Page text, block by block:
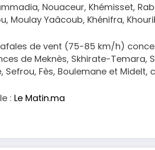
Nouaceur, Khémisset,
Moulay Yaâcoub, Khénifra,
de vent (75-85 km/h)
de Meknès, Skhirate-Temara,
Sefrou, Fès, Boulemane et
: Le Matin.ma